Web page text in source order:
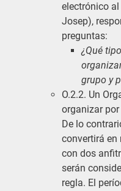
electrónico
Josep),
preguntas:
¿Qué
grupo y
O.2.2. Un
organizar
De lo
convertirá en
con dos
serán
regla. El